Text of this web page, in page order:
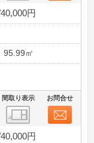
40,000円
95.99㎡
間取り表示 お問合せ
40,000円